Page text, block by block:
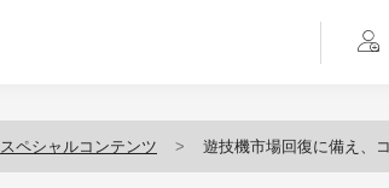
スペシャルコンテンツ 遊技機市場回復に備え、コンポジッターチーム